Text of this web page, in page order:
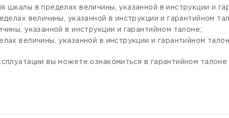
в пределах величины, указанной в инструкции и
величины, указанной в инструкции и гарантийном
указанной в инструкции и гарантийном талоне;
величины, указанной в инструкции и гарантийном
вы можете ознакомиться в гарантийном